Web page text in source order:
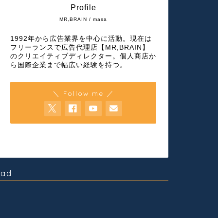
MR,BRAIN / masa
Profile
1992年から広告業界を中心に活動。現在は
フリーランスで広告代理店【MR,BRAIN】
のクリエイティブディレクター。個人商店か
ら国際企業まで幅広い経験を持つ。
＼ Follow me ／
ad